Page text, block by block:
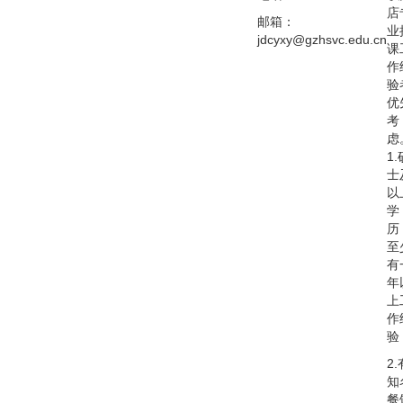
邮箱：
jdcyxy@gzhsvc.edu.cn
店
业
课
作
验
优
考
虑
1.
士
以
学
历
至
有
年
作
验
2.
知
餐